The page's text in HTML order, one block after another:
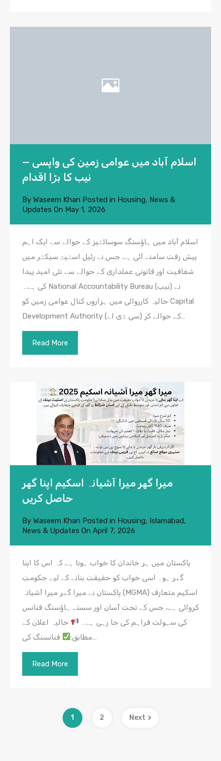
اسلام آباد میں عوامی زمین کی واپسی —
نیب کا بڑا اقدام
By Waseem Khan Posted in Housing, News &
Updates On May 1, 2026
اسلام آباد میں ہاؤسنگ سوسائٹیز کے حوالے سے ایک اہم
پیش رفت سامنے آئی ہے جس نے رئیل اسٹیٹ سیکٹر میں
شفافیت اور قانونی عملداری کے حوالے سے نئی امید پیدا
کی ہے۔ National Accountability Bureau (نیب) نے
حالیہ کارروائی میں ہزاروں کنال عوامی زمین کو Capital
Development Authority (سی ڈی اے) کے حوالے کر…
Read More
میرا گھر میرا آشیانہ اسکیم اپنا گھر
حاصل کریں
By Waseem Khan Posted in Housing, Islamabad,
News & Updates On April 7, 2026
پاکستان میں ہر خاندان کا خواب ہوتا ہے کہ اس کا اپنا
گھر ہو۔ اسی خواب کو حقیقت بنانے کے لیے حکومتِ
پاکستان نے میرا گھر میرا آشیانہ (MGMA) اسکیم متعارف
کروائی ہے، جس کے تحت آسان اور سستے ہاؤسنگ فنانس
کی سہولت فراہم کی جا رہی ہے۔
حالیہ اعلان کے
مطابق:فنانسنگ کی…
Read More
1 2 Next